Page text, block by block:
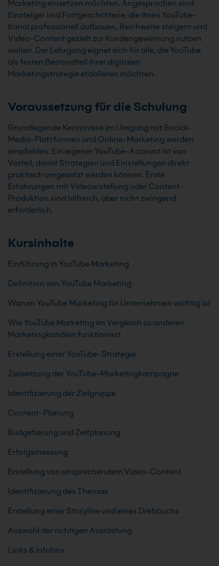
Marketing einsetzen möchten. Angesprochen sind
Einsteiger und Fortgeschrittene, die ihren YouTube-
Kanal professionell aufbauen, Reichweite steigern und
Video-Content gezielt zur Kundengewinnung nutzen
wollen. Der Lehrgang eignet sich für alle, die YouTube
als festen Bestandteil ihrer digitalen
Marketingstrategie etablieren möchten.
Voraussetzung für die Schulung
Grundlegende Kenntnisse im Umgang mit Social-
Media-Plattformen und Online-Marketing werden
empfohlen. Ein eigener YouTube-Account ist von
Vorteil, damit Strategien und Einstellungen direkt
praktisch umgesetzt werden können. Erste
Erfahrungen mit Videoerstellung oder Content-
Produktion sind hilfreich, aber nicht zwingend
erforderlich.
Kursinhalte
Einführung in YouTube Marketing
Definition von YouTube Marketing
Warum YouTube Marketing für Unternehmen wichtig ist
Wie YouTube Marketing im Vergleich zu anderen
Marketingkanälen funktioniert
Erstellung einer YouTube-Strategie
Zielsetzung der YouTube-Marketingkampagne
Identifizierung der Zielgruppe
Content-Planung
Budgetierung und Zeitplanung
Erfolgsmessung
Erstellung von ansprechendem Video-Content
Identifizierung des Themas
Erstellung einer Storyline und eines Drehbuchs
Auswahl der richtigen Ausrüstung
Links & Infobox